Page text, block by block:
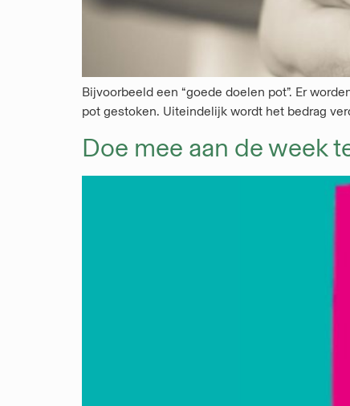
Bijvoorbeeld een “goede doelen pot”. Er
pot gestoken. Uiteindelijk wordt het bedrag
Doe mee aan de week